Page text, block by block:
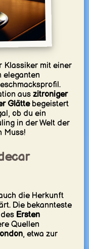
Klassiker mit einer
eleganten
aus zitroniger
Glättebegeistert
ob du ein
in der Welt der
Muss!
die Herkunft
Die bekannteste
Ersten
Quellen
, etwa zur